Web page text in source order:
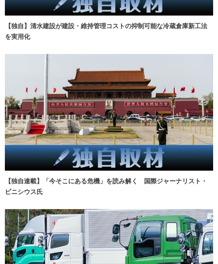
【独自】清水建設が建設・維持管理コストの抑制可能な冷蔵倉庫新工法
を実用化
【独自連載】「今そこにある危機」を読み解く 国際ジャーナリスト・
ビニシウス氏